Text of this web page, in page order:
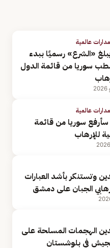
مدارات عالمية
«الشرع» رسميًا ببدء
سوريا من قائمة الدول
مدارات عالمية
سوريا من قائمة
للإرهاب
وتستنكر بأشد العبارات
الجبان على دمشق
الهجمات المسلحة على
في بلوشستان